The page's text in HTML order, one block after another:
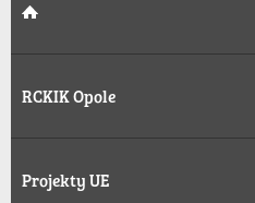
RCKIK Opole
Projekty UE